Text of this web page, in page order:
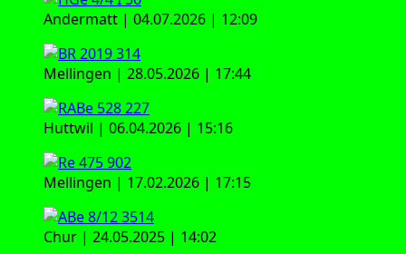
Andermatt | 04.07.2026 | 12:09
Mellingen | 28.05.2026 | 17:44
Huttwil | 06.04.2026 | 15:16
Mellingen | 17.02.2026 | 17:15
Chur | 24.05.2025 | 14:02